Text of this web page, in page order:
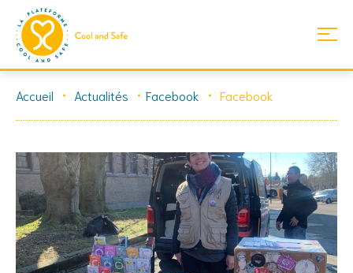
Accueil Actualités Facebook Facebook